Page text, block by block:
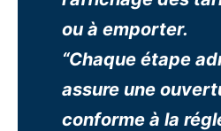
ou à emporter.
“Chaque étape
assure une
conforme à la